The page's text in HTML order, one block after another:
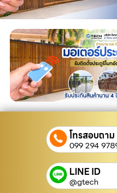
โทรสอบถาม
099 294
LINE ID
@gtech